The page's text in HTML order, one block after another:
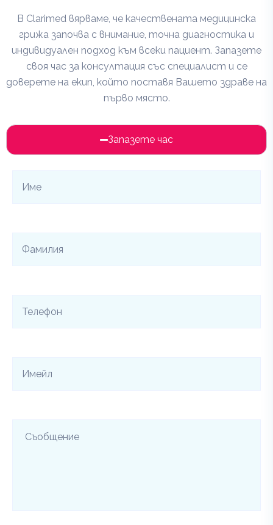
В Clarimed вярваме, че качествената медицинска
грижа започва с внимание, точна диагностика и
индивидуален подход към всеки пациент. Запазете
своя час за консултация със специалист и се
доверете на екип, който поставя Вашето здраве на
първо място.
Запазете час